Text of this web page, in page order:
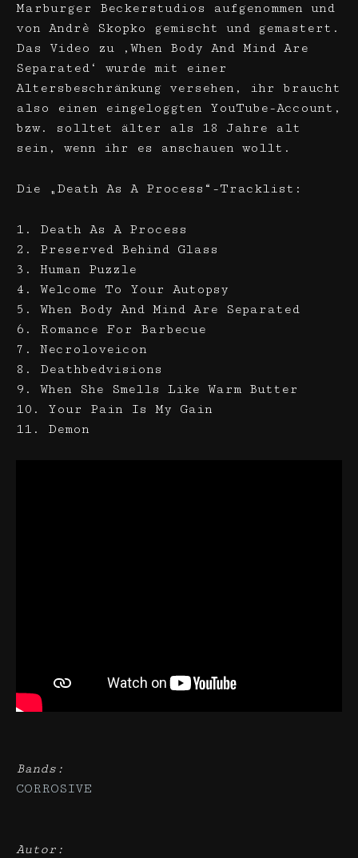
Marburger Beckerstudios aufgenommen und
von Andrè Skopko gemischt und gemastert.
Das Video zu ‚When Body And Mind Are
Separated‘ wurde mit einer
Altersbeschränkung versehen, ihr braucht
also einen eingeloggten YouTube-Account,
bzw. solltet älter als 18 Jahre alt
sein, wenn ihr es anschauen wollt.
Die „Death As A Process“-Tracklist:
1. Death As A Process
2. Preserved Behind Glass
3. Human Puzzle
4. Welcome To Your Autopsy
5. When Body And Mind Are Separated
6. Romance For Barbecue
7. Necroloveicon
8. Deathbedvisions
9. When She Smells Like Warm Butter
10. Your Pain Is My Gain
11. Demon
Bands:
CORROSIVE
Autor: